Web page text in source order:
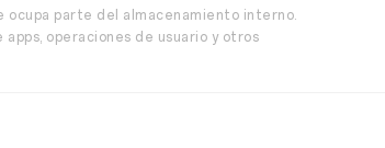
parte del almacenamiento interno.
operaciones de usuario y otros